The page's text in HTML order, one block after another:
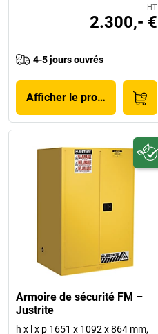
HT
2.300,- €
4-5 jours ouvrés
Afficher le produit
Armoire de sécurité FM –
Justrite
h x l x p 1651 x 1092 x 864 mm,